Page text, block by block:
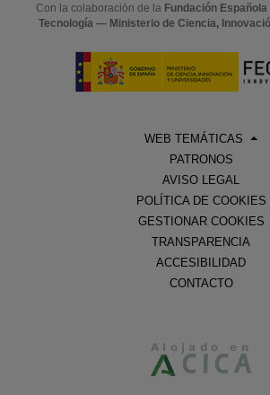
Con la colaboración de la Fundación
Tecnología — Ministerio de Ciencia,
WEB TEMÁTICAS
PATRONOS
AVISO LEGAL
POLÍTICA DE COOKIES
GESTIONAR COOKIES
TRANSPARENCIA
ACCESIBILIDAD
CONTACTO